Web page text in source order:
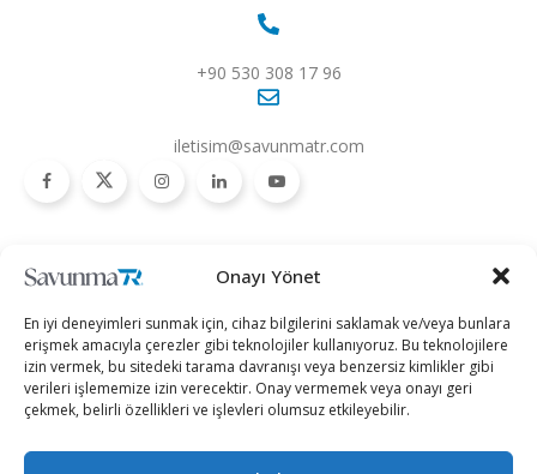
Onayı Yönet
En iyi deneyimleri sunmak için, cihaz bilgilerini saklamak ve/veya bunlara
erişmek amacıyla çerezler gibi teknolojiler kullanıyoruz. Bu teknolojilere
izin vermek, bu sitedeki tarama davranışı veya benzersiz kimlikler gibi
verileri işlememize izin verecektir. Onay vermemek veya onayı geri
çekmek, belirli özellikleri ve işlevleri olumsuz etkileyebilir.
+90 530 308 17 96
iletisim@savunmatr.com
Savunma Sanayii
Hava Platformları
Kara Platformları
Deniz Platformları
İnsansız Sistemler
Kategoriler
Siber Güvenlik
Teknoloji
Röportajlar
Politika
SavunmaTR
Hakkımızda
Kariyer
Gizlilik Politikası
Künye